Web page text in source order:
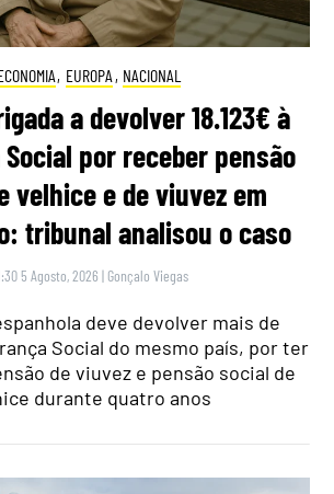
, EUROPA , NACIONAL
a devolver 18.123€ à
por receber pensão
velhice e de viuvez em
tribunal analisou o caso
5 Agosto, 2026 | Gonçalo Viegas
deve devolver mais de
Social do mesmo país, por ter
de viuvez e pensão social de
durante quatro anos